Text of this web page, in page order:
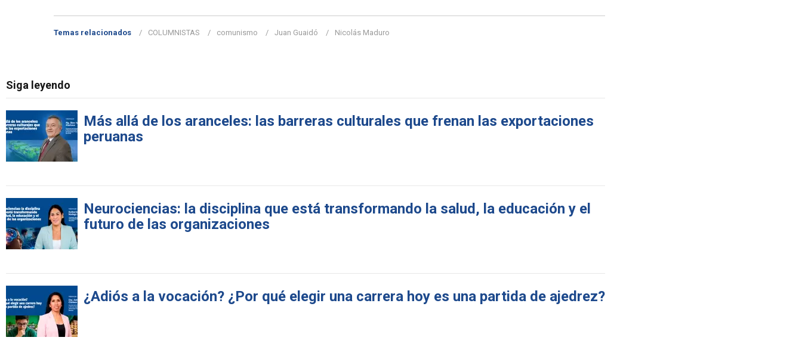
Temas relacionados COLUMNISTAS comunismo Juan Guaidó Nicolás Maduro
Siga leyendo
Más allá de los aranceles: las barreras culturales que frenan las exportaciones
peruanas
Neurociencias: la disciplina que está transformando la salud, la educación y el
futuro de las organizaciones
¿Adiós a la vocación? ¿Por qué elegir una carrera hoy es una partida de ajedrez?